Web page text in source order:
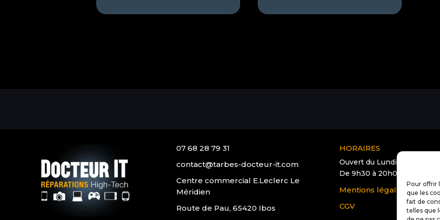
Pour offrir
que les
fait de
telles que
07 68 28 79 31
contact@tarbes-docteur-it.com
Centre commercial E.Leclerc Le
Méridien
Route de Pau, 65420 Ibos
HORAIRES
Ouvert du Lundi au Samedi
De 9h30 à 20h00
Mentions légales
CGV